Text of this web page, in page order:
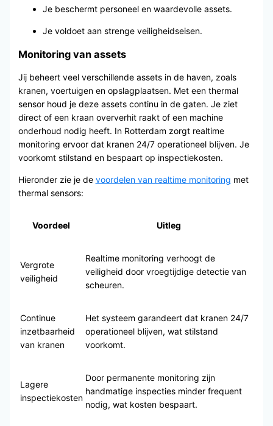
Je beschermt personeel en waardevolle assets.
Je voldoet aan strenge veiligheidseisen.
Monitoring van assets
Jij beheert veel verschillende assets in de haven, zoals
kranen, voertuigen en opslagplaatsen. Met een thermal
sensor houd je deze assets continu in de gaten. Je ziet
direct of een kraan oververhit raakt of een machine
onderhoud nodig heeft. In Rotterdam zorgt realtime
monitoring ervoor dat kranen 24/7 operationeel blijven. Je
voorkomt stilstand en bespaart op inspectiekosten.
Hieronder zie je de voordelen van realtime monitoring met
thermal sensors:
Voordeel Uitleg
Vergrote
veiligheid
Realtime monitoring verhoogt de
veiligheid door vroegtijdige detectie van
scheuren.
Continue
inzetbaarheid
van kranen
Het systeem garandeert dat kranen 24/7
operationeel blijven, wat stilstand
voorkomt.
Lagere
inspectiekosten
Door permanente monitoring zijn
handmatige inspecties minder frequent
nodig, wat kosten bespaart.